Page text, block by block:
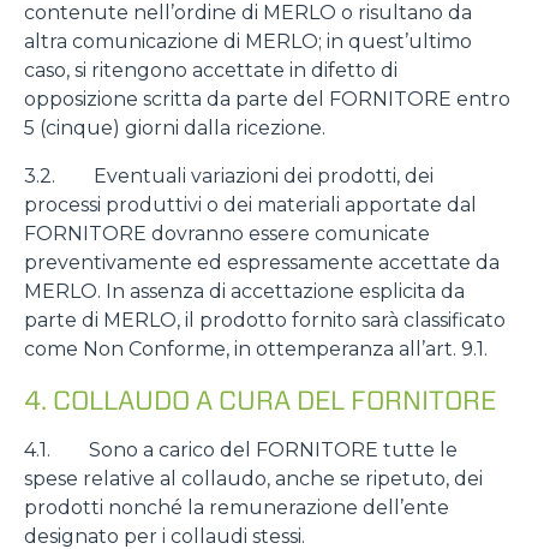
contenute nell’ordine di MERLO o risultano da
altra comunicazione di MERLO; in quest’ultimo
caso, si ritengono accettate in difetto di
opposizione scritta da parte del FORNITORE entro
5 (cinque) giorni dalla ricezione.
3.2. Eventuali variazioni dei prodotti, dei
processi produttivi o dei materiali apportate dal
FORNITORE dovranno essere comunicate
preventivamente ed espressamente accettate da
MERLO. In assenza di accettazione esplicita da
parte di MERLO, il prodotto fornito sarà classificato
come Non Conforme, in ottemperanza all’art. 9.1.
4. COLLAUDO A CURA DEL FORNITORE
4.1. Sono a carico del FORNITORE tutte le
spese relative al collaudo, anche se ripetuto, dei
prodotti nonché la remunerazione dell’ente
designato per i collaudi stessi.